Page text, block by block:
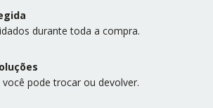
durante toda a compra.
pode trocar ou devolver.